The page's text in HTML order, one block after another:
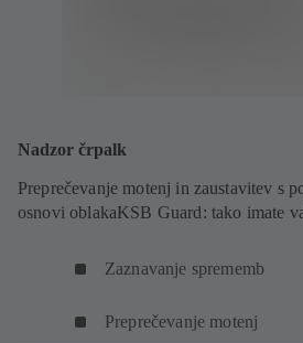
Nadzor črpalk
Preprečevanje motenj in zaustavitev s
osnovi oblakaKSB Guard: tako imate
Zaznavanje sprememb
Preprečevanje motenj